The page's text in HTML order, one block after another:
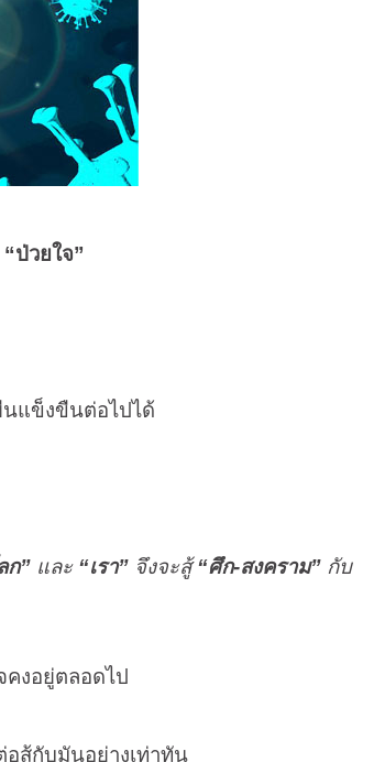
“ป่วยใจ”
นแข็งขืนต่อไปได้
ก” และ “เรา” จึงจะสู้“ศึก-สงคราม” กับ
คงอยู่ตลอดไป
อสู้กับมันอย่างเท่าทัน